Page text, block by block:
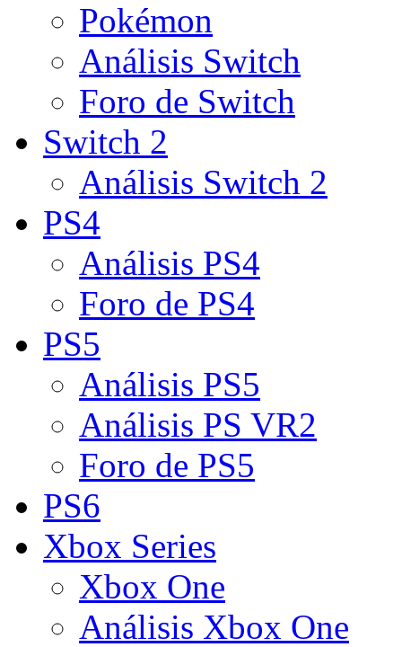
Pokémon
Análisis Switch
Foro de Switch
Switch 2
Análisis Switch 2
PS4
Análisis PS4
Foro de PS4
PS5
Análisis PS5
Análisis PS VR2
Foro de PS5
PS6
Xbox Series
Xbox One
Análisis Xbox One